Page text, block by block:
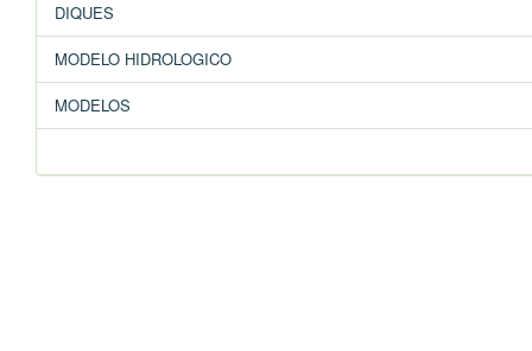
DIQUES
MODELO HIDROLOGICO
MODELOS